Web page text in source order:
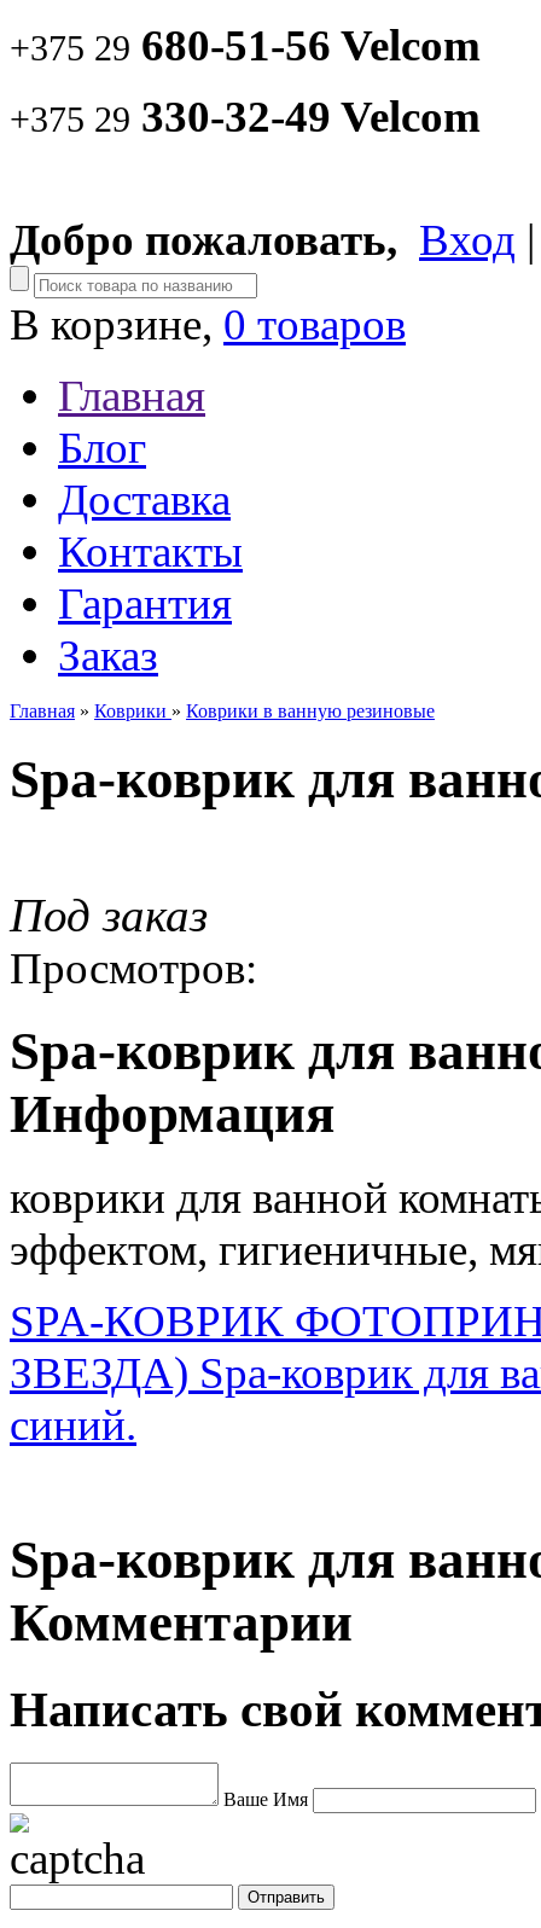
+375 29 680-51-56 Velcom
+375 29 330-32-49 Velcom
Добро пожаловать, Вход
В корзине, 0 товаров
Главная
Блог
Доставка
Контакты
Гарантия
Заказ
Главная » Коврики » Коврики в ванную резиновые
Spa-коврик для
Под заказ
Просмотров:
Spa-коврик для
Информация
коврики для ванной
эффектом, гигиеничные,
SPA-КОВРИК
ЗВЕЗДА) Spa-коврик для
синий.
Spa-коврик для
Комментарии
Написать свой
Ваше Имя